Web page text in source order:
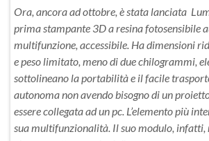
Ora, ancora ad ottobre, è stata lanciata
prima stampante 3D a resina fotosensibile
multifunzione, accessibile. Ha dimensioni
e peso limitato, meno di due chilogrammi,
sottolineano la portabilità e il facile
autonoma non avendo bisogno di un
essere collegata ad un pc. L’elemento più
sua multifunzionalità. Il suo modulo, infatti,